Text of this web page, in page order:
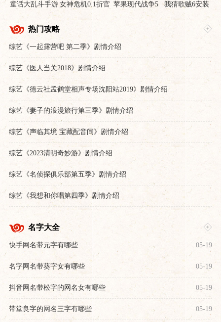
童话大乱斗手游 女神危机0.1折官 苹果现代战争5
眩晕风暴破解直
裝版
我猜歌贼6安装
热门攻略
综艺《一起露营吧 第二季》剧情介绍
综艺《医人当关2018》剧情介绍
综艺《德云社孟鹤堂相声专场沈阳站2019》剧情介绍
综艺《妻子的浪漫旅行第三季》剧情介绍
综艺《声临其境 宝藏配音间》剧情介绍
综艺《2023清明奇妙游》剧情介绍
综艺《名侦探俱乐部第五季》剧情介绍
综艺《我想和你唱第四季》剧情介绍
名字大全
快手网名带元字有哪些 05-19
名字网名带葵字女有哪些 05-19
抖音网名带松字的网名女有哪些 05-19
带堂良字的网名三字有哪些 05-19